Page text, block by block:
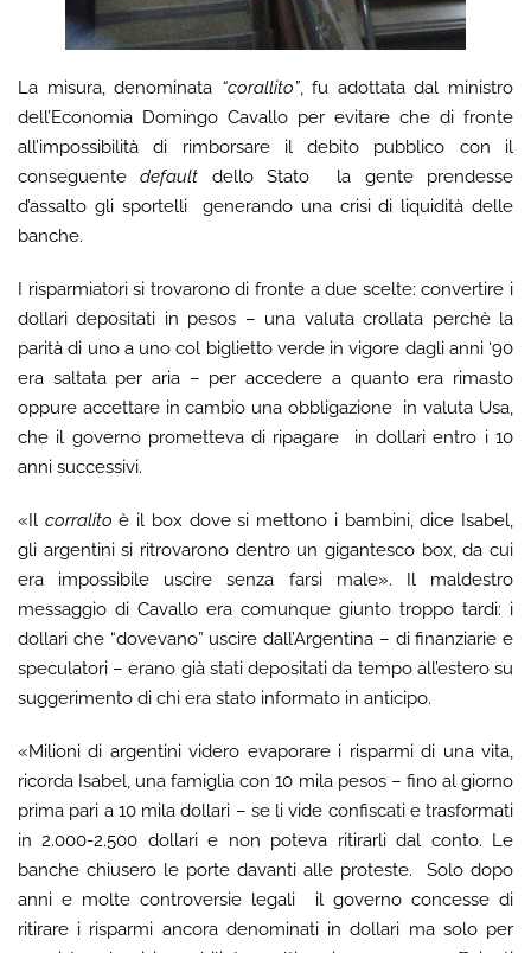
La misura, denominata “corallito”, fu adottata dal ministro
dell’Economia Domingo Cavallo per evitare che di fronte
all’impossibilità di rimborsare il debito pubblico con il
conseguentedefault dello Stato la gente prendesse
d’assalto gli sportelli generando una crisi di liquidità delle
banche.
I risparmiatori si trovarono di fronte a due scelte: convertire i
dollari depositati in pesos – una valuta crollata perchè la
parità di uno a uno col biglietto verde in vigore dagli anni ‘90
era saltata per aria – per accedere a quanto era rimasto
oppure accettare in cambio una obbligazione in valuta Usa,
che il governo prometteva di ripagare in dollari entro i 10
anni successivi.
«Il corralito è il box dove si mettono i bambini, dice Isabel,
gli argentini si ritrovarono dentro un gigantesco box, da cui
era impossibile uscire senza farsi male». Il maldestro
messaggio di Cavallo era comunque giunto troppo tardi: i
dollari che “dovevano” uscire dall’Argentina – di finanziarie e
speculatori – erano già stati depositati da tempo all’estero su
suggerimento di chi era stato informato in anticipo.
«Milioni di argentini videro evaporare i risparmi di una vita,
ricorda Isabel, una famiglia con 10 mila pesos – fino al giorno
prima pari a 10 mila dollari – se li vide confiscati e trasformati
in 2.000-2.500 dollari e non poteva ritirarli dal conto. Le
banche chiusero le porte davanti alle proteste. Solo dopo
anni e molte controversie legali il governo concesse di
ritirare i risparmi ancora denominati in dollari ma solo per